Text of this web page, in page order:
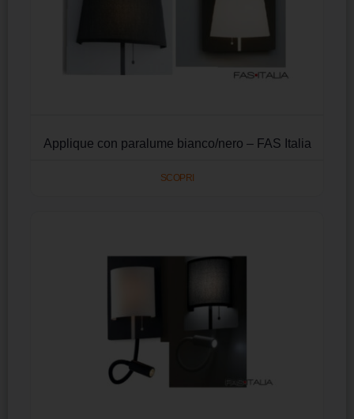
Applique con paralume bianco/nero – FAS Italia
SCOPRI